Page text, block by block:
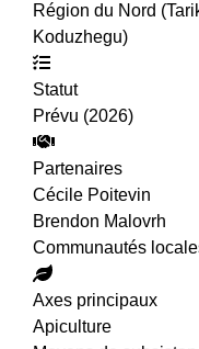
Région du Nord
Koduzhegu)
Statut
Prévu (2026)
Partenaires
Cécile Poitevin
Brendon Malovrh
Communautés
Axes principaux
Apiculture